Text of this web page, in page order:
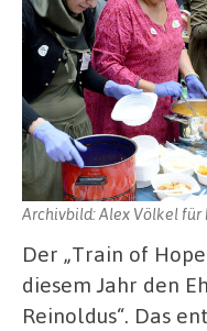
Archivbild: Alex Völkel für
Der „Train of
diesem Jahr den
Reinoldus“. Das